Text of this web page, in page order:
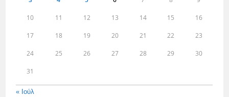
10 11 12 13 14 15 16
17 18 19 20 21 22 23
24 25 26 27 28 29 30
31
« Ιούλ